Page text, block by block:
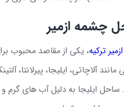
چشمه ازمیر
ترکیه، یکی از مقاصد محبوب
آلاچاتی، ایلیجا، پیرلانتا،
ساحل ایلیجا به دلیل آب‌ های گرم